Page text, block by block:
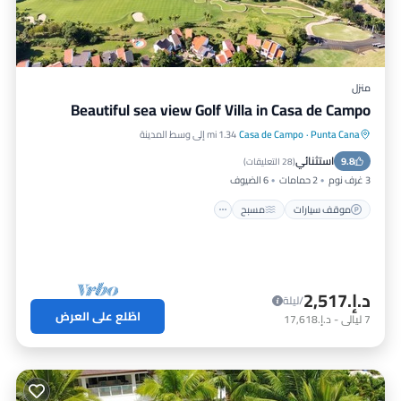
منزل
Beautiful sea view Golf Villa in Casa de Campo
Punta Cana
·
Casa de Campo1.34 mi إلى وسط المدينة
9.8 استثنائي(28 التعليقات )
3 غرف نوم 2 حمامات
6 الضيوف
موقف سيارات
مسبح
موقف سيارات مسبح
شرفة / تراس
مطبخ
د.إ.‏2,517
/ليلة
7ليالي- د.إ.‏17,618 اطّلع على العرض